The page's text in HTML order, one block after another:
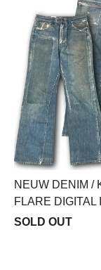
NEUW DENIM /
FLARE DIGITAL
SOLD OUT